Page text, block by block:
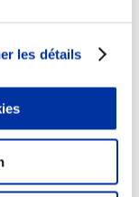
les détails